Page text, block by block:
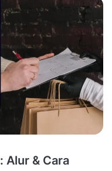
Alur & Cara